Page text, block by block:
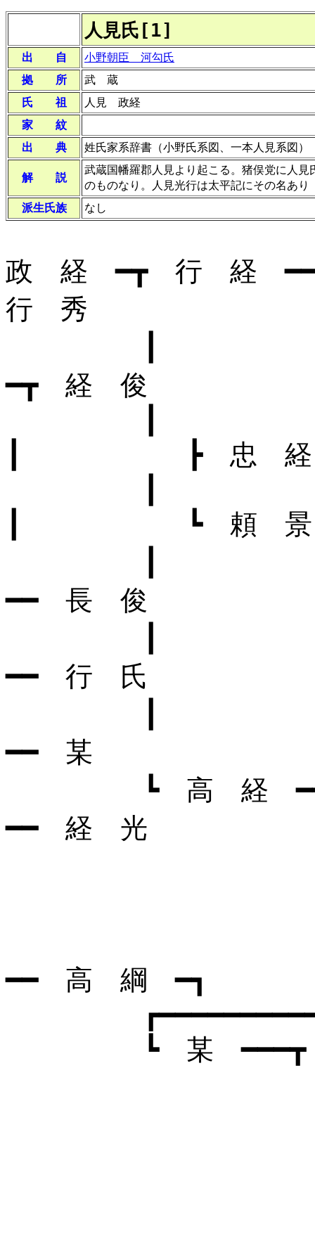
人見氏[1]
出 自
小野朝臣 河勾氏
拠 所
武 蔵
氏 祖
人見 政経
家 紋
出 典
姓氏家系辞書（小野氏系図、一本人見系図）
解 説
武蔵国幡羅郡人見より起こる。猪俣党に人見
のものなり。人見光行は太平記にその名あり
派生氏族
なし
政 経 ━┳ 行 経
行 秀
━┳ 経 俊
┃ ┣ 忠 経
┃ ┗ 頼 景
━━ 長 俊
━━ 行 氏
━━ 某
┗ 高 経 ━━
━━ 経 光
━━ 高 綱 ━┓
┗ 某 ━━━┳